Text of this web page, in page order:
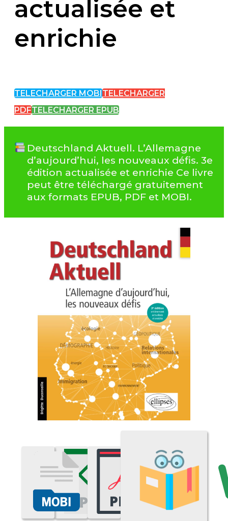
actualisée et
enrichie
TELECHARGER MOBI TELECHARGER
PDFTELECHARGER EPUB
Deutschland Aktuell. L’Allemagne
d’aujourd’hui, les nouveaux défis. 3e
édition actualisée et enrichie Ce livre
peut être téléchargé gratuitement
aux formats EPUB, PDF et MOBI.